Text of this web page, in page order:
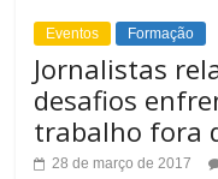
Eventos Formação
Jornalistas
desafios
trabalho fora
28 de março de 2017